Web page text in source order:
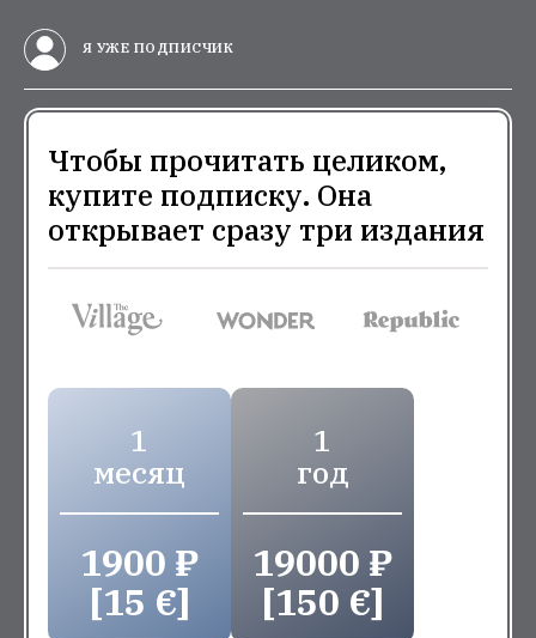
Я УЖЕ ПОДПИСЧИК
Чтобы прочитать целиком,
купите подписку. Она
открывает сразу три издания
1
месяц
1900 ₽
[15 €]
1
год
19000 ₽
[150 €]